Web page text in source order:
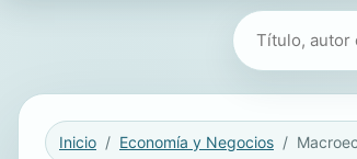
Buscar libros
Inicio Economía y Negocios